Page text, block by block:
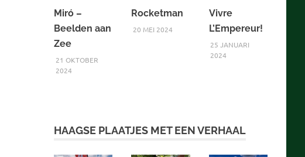
Miró –
Beelden aan
Zee
21 OKTOBER
2024
Rocketman
20 MEI 2024
Vivre
L’Empereur!
25 JANUARI
2024
HAAGSE PLAATJES MET EEN VERHAAL